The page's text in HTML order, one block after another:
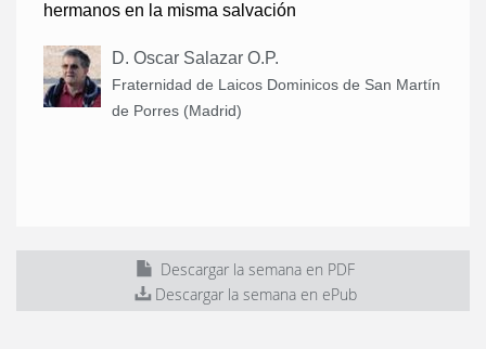
hermanos en la misma salvación
D. Oscar Salazar O.P.
Fraternidad de Laicos Dominicos de San Martín
de Porres (Madrid)
Descargar la semana en PDF
Descargar la semana en ePub